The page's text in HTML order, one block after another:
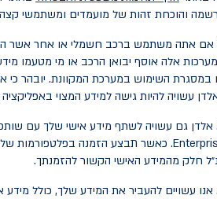
אם אתה משתמש ברכב חשמלי או אחר אשר
אלה אוסף יבואן הרכב או מי מטעמו
במסגרת השימוש במערכת המקוונת. יובהר כי
עשויה להיות גישה למידע המצוי
. כאשר תבצע הזמנה בפלטפורמות של
חלק מהמידע האישי הקשור להזמנתך.